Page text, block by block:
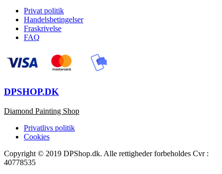
Privat politik
Handelsbetingelser
Fraskrivelse
FAQ
DPSHOP.DK
Diamond Painting Shop
Privatlivs politik
Cookies
Copyright © 2019 DPShop.dk. Alle rettigheder forbeholdes Cvr :
40778535